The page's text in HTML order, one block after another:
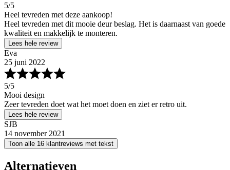
5/5
Heel tevreden met deze aankoop!
Heel tevreden met dit mooie deur beslag. Het is daarnaast van goede
kwaliteit en makkelijk te monteren.
Lees hele review
Eva
25 juni 2022
5/5
Mooi design
Zeer tevreden doet wat het moet doen en ziet er retro uit.
Lees hele review
SJB
14 november 2021
Toon alle 16 klantreviews met tekst
Alternatieven